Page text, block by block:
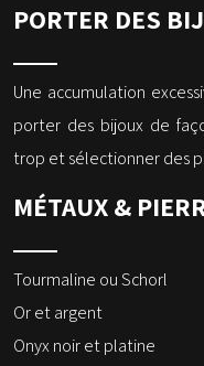
PORTER DES
Une accumulation
porter des bijoux de
trop et sélectionner des
MÉTAUX &
Tourmaline ou Schorl
Or et argent
Onyx noir et platine